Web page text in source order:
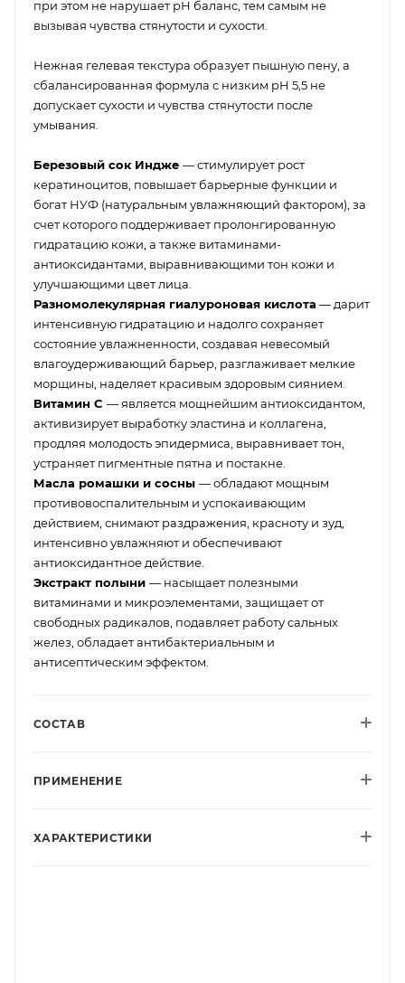
при этом не нарушает рН баланс, тем самым не
вызывая чувства стянутости и сухости.
Нежная гелевая текстура образует пышную пену, а
сбалансированная формула с низким pH 5,5 не
допускает сухости и чувства стянутости после
умывания.
Березовый сок Индже — стимулирует рост
кератиноцитов, повышает барьерные функции и
богат НУФ (натуральным увлажняющий фактором), за
счет которого поддерживает пролонгированную
гидратацию кожи, а также витаминами-
антиоксидантами, выравнивающими тон кожи и
улучшающими цвет лица.
Разномолекулярная гиалуроновая кислота — дарит
интенсивную гидратацию и надолго сохраняет
состояние увлажненности, создавая невесомый
влагоудерживающий барьер, разглаживает мелкие
морщины, наделяет красивым здоровым сиянием.
Витамин C — является мощнейшим антиоксидантом,
активизирует выработку эластина и коллагена,
продляя молодость эпидермиса, выравнивает тон,
устраняет пигментные пятна и постакне.
Масла ромашки и сосны — обладают мощным
противовоспалительным и успокаивающим
действием, снимают раздражения, красноту и зуд,
интенсивно увлажняют и обеспечивают
антиоксидантное действие.
Экстракт полыни — насыщает полезными
витаминами и микроэлементами, защищает от
свободных радикалов, подавляет работу сальных
желез, обладает антибактериальным и
антисептическим эффектом.
СОСТАВ
ПРИМЕНЕНИЕ
ХАРАКТЕРИСТИКИ